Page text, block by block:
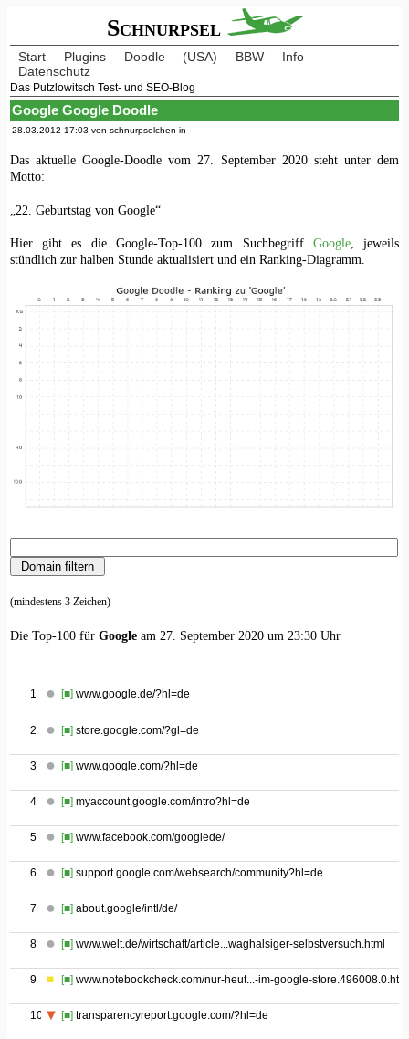
Schnurpsel
Start Plugins Doodle (USA) BBW
Info
Datenschutz
Das Putzlowitsch Test- und SEO-Blog
Google Google Doodle
28.03.2012 17:03 von schnurpselchen in
Das aktuelle Google-Doodle vom 27. September 2020 steht unter dem
Motto:
„22. Geburtstag von Google“
Hier gibt es die Google-Top-100 zum SuchbegriffGoogle , jeweils
stündlich zur halben Stunde aktualisiert und ein Ranking-Diagramm.
(mindestens 3 Zeichen)
Die Top-100 für Googleam 27. September 2020 um 23:30 Uhr
1 [■] www.google.de/?hl=de
2 [■] store.google.com/?gl=de
3 [■] www.google.com/?hl=de
4 [■] myaccount.google.com/intro?hl=de
5 [■] www.facebook.com/googlede/
6 [■] support.google.com/websearch/community?hl=de
7 [■] about.google/intl/de/
8 [■] www.welt.de/wirtschaft/article...waghalsiger-selbstversuch.html
9 [■] www.notebookcheck.com/nur-heut...-im-google-
10 [■] transparencyreport.google.com/?hl=de